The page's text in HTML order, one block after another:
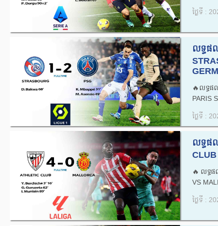
ថ្ងៃទី :
លទ្ធផ
🔥លទ្ធផ
PARIS
ថ្ងៃទី :
លទ្ធផ
🔥លទ្ធផ
VS
ថ្ងៃទី :